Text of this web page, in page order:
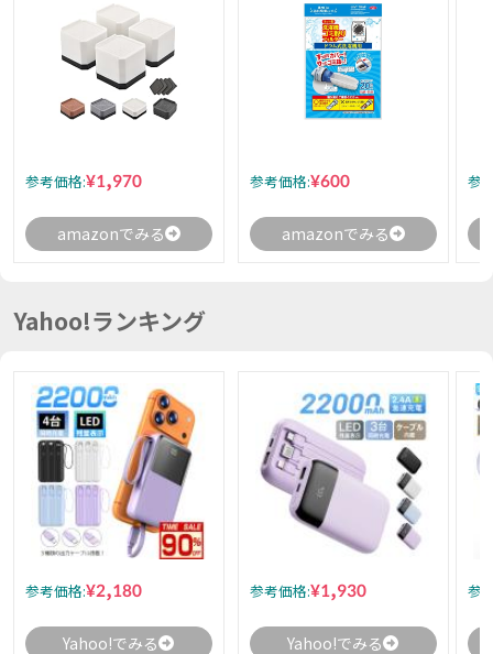
参考価格:¥1,970
amazonでみる
参考価格:¥600
amazonでみる
参
Yahoo!ランキング
参考価格:¥2,180
Yahoo!でみる
参考価格:¥1,930
Yahoo!でみる
参